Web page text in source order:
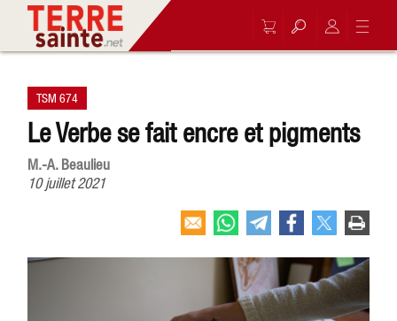
TSM 674
Le Verbe se fait encre et pigments
M.-A. Beaulieu
10 juillet 2021